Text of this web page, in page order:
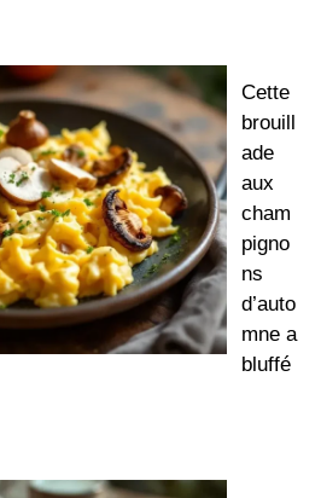
Cette
brouill
ade
aux
cham
pigno
ns
d’auto
mne a
bluffé